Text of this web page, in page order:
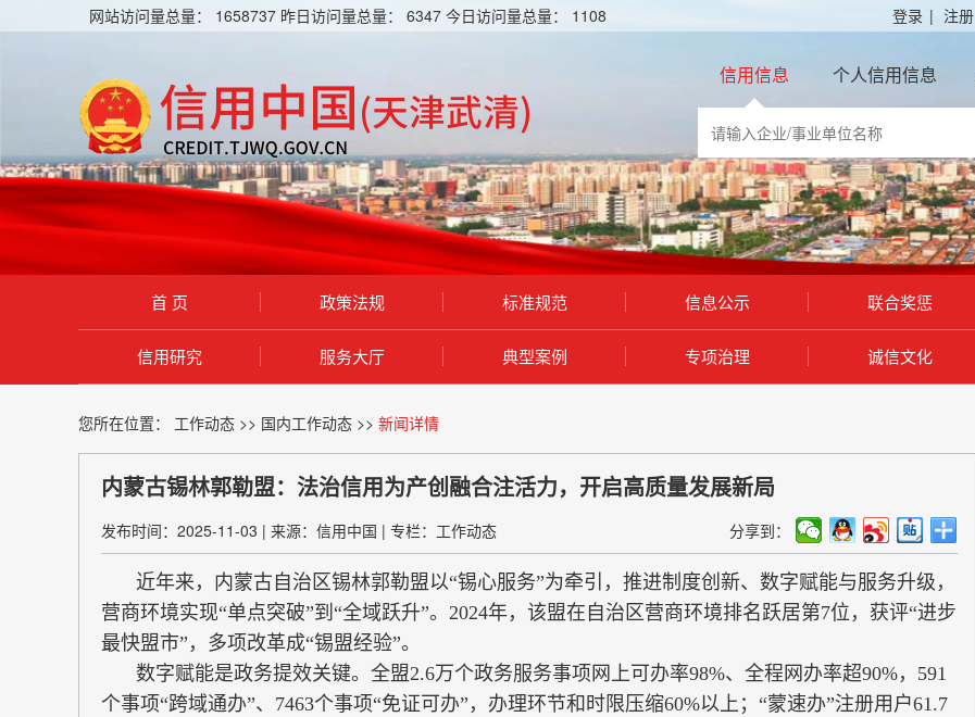
网站访问量总量： 1658737 昨日访问量总量： 6347 今日访问量总量： 1108 登录 | 注册
信用信息 个人信用信息
首 页 政策法规 标准规范 信息公示 联合奖惩
信用研究 服务大厅 典型案例 专项治理 诚信文化
您所在位置： 工作动态 >> 国内工作动态 >> 新闻详情
内蒙古锡林郭勒盟：法治信用为产创融合注活力，开启高质量发展新局
发布时间：2025-11-03 | 来源：信用中国 | 专栏：工作动态 分享到：
近年来，内蒙古自治区锡林郭勒盟以“锡心服务”为牵引，推进制度创新、数字赋能与服务升级，
营商环境实现“单点突破”到“全域跃升”。2024年，该盟在自治区营商环境排名跃居第7位，获评“进步
最快盟市”，多项改革成“锡盟经验”。
数字赋能是政务提效关键。全盟2.6万个政务服务事项网上可办率98%、全程网办率超90%，591
个事项“跨域通办”、7463个事项“免证可办”，办理环节和时限压缩60%以上；“蒙速办”注册用户61.7